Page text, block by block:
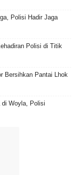
Polisi Hadir Jaga
Polisi di Titik
Bersihkan Pantai Lhok
di Woyla, Polisi